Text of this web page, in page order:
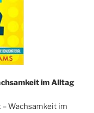
im Alltag
Wachsamkeit im